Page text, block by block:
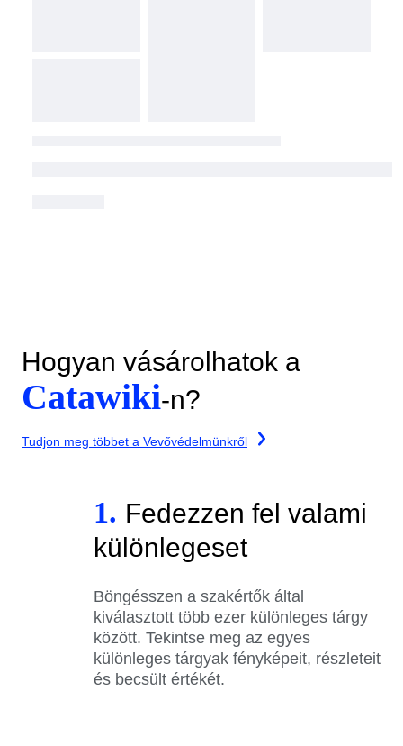
Hogyan vásárolhatok a
Catawiki-n?
Tudjon meg többet a Vevővédelmünkről
1. Fedezzen fel valami
különlegeset
Böngésszen a szakértők által
kiválasztott több ezer különleges tárgy
között. Tekintse meg az egyes
különleges tárgyak fényképeit, részleteit
és becsült értékét.